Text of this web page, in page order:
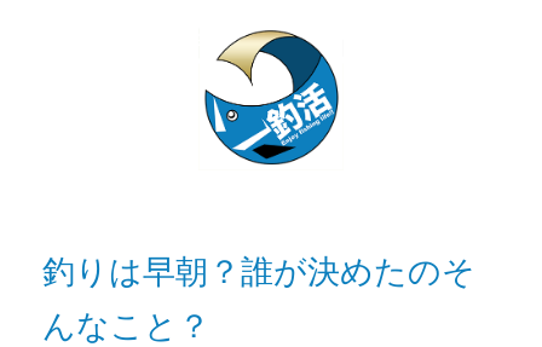
釣りは早朝？誰が決めたのそ
んなこと？